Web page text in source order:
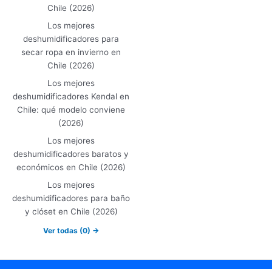
Chile (2026)
Los mejores
deshumidificadores para
secar ropa en invierno en
Chile (2026)
Los mejores
deshumidificadores Kendal en
Chile: qué modelo conviene
(2026)
Los mejores
deshumidificadores baratos y
económicos en Chile (2026)
Los mejores
deshumidificadores para baño
y clóset en Chile (2026)
Ver todas (0) →